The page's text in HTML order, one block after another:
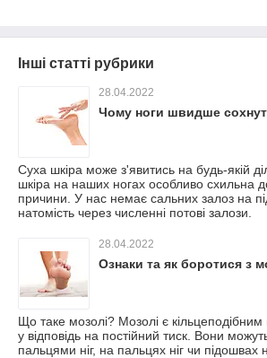
Інші статті рубрики
28.04.2022
Чому ноги швидше
Суха шкіра може з'явитись на будь-якій
шкіра на наших ногах особливо схильна
причини. У нас немає сальних залоз на
натомість через численні потові залози.
28.04.2022
Ознаки та як боротися з
Що таке мозолі? Мозолі є
у відповідь на постійний тиск. Вони
пальцями ніг, на пальцях ніг чи підошвах